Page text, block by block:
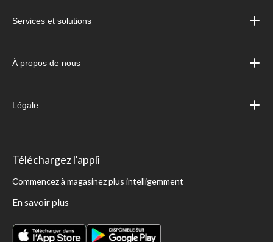
Services et solutions
À propos de nous
Légale
Téléchargez l'appli
Commencez à magasinez plus intelligemment
En savoir plus